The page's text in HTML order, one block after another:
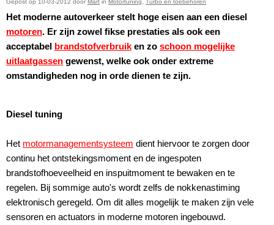
Gepost op 10-03-2012 door Mart in Motortuning Turbo en toebehoren
Het moderne autoverkeer stelt hoge eisen aan een diesel
motoren. Er zijn zowel fikse prestaties als ook een
acceptabel brandstofverbruik en zo schoon mogelijke
uitlaatgassen gewenst, welke ook onder extreme
omstandigheden nog in orde dienen te zijn.
Diesel tuning
Het motormanagementsysteem dient hiervoor te zorgen door
continu het ontstekingsmoment en de ingespoten
brandstofhoeveelheid en inspuitmoment te bewaken en te
regelen. Bij sommige auto's wordt zelfs de nokkenastiming
elektronisch geregeld. Om dit alles mogelijk te maken zijn vele
sensoren en actuators in moderne motoren ingebouwd.